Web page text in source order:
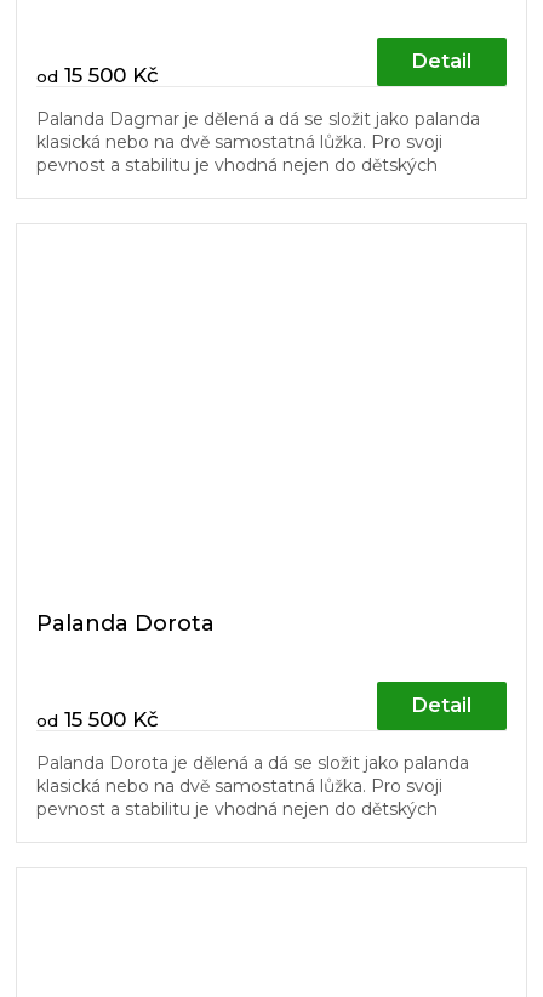
od 15 500 Kč
Detail
Palanda Dagmar je dělená a dá se složit jako palanda
klasická nebo na dvě samostatná lůžka. Pro svoji
pevnost a stabilitu je vhodná nejen do dětských
Palanda Dorota
od 15 500 Kč
Detail
Palanda Dorota je dělená a dá se složit jako palanda
klasická nebo na dvě samostatná lůžka. Pro svoji
pevnost a stabilitu je vhodná nejen do dětských